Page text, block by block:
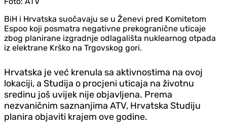
BiH i Hrvatska suočavaju se u Ženevi pred Komitetom
Espoo koji posmatra negativne prekogranične uticaje
zbog planirane izgradnje odlagališta nuklearnog otpada
iz elektrane Krško na Trgovskog gori.
Hrvatska je već krenula sa aktivnostima na ovoj
lokaciji, a Studija o procjeni uticaja na životnu
sredinu još uvijek nije objavljena. Prema
nezvaničnim saznanjima ATV, Hrvatska Studiju
planira objaviti krajem ove godine.